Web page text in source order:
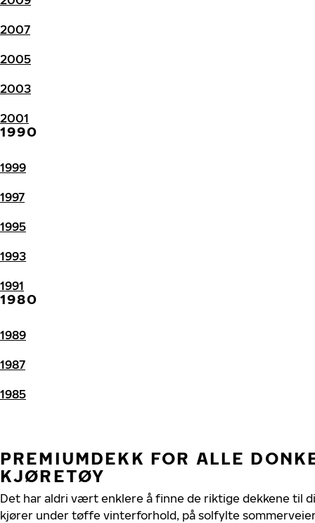
2007
2005
2003
2001
1990
1999
1997
1995
1993
1991
1980
1989
1987
1985
PREMIUMDEKK FOR ALLE
KJØRETØY
Det har aldri vært enklere å finne de riktige dekkene til
kjører under tøffe vinterforhold, på solfylte